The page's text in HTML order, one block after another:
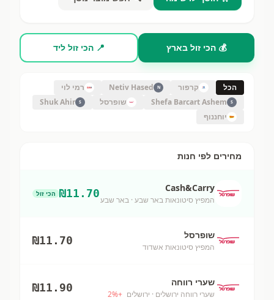
💰 הכי זול בארץ 📍 הכי זול ליד
הכל קרפור N
Netiv Hased רמי לוי
S
Shefa Barcart Ashem שופרסל S
Shuk Ahir
יוחננוף
מחירים לפי חנות
Cash&Carry
המפיץ סיטונאות באר שבע · באר שבע
₪11.70 הכי זול
שופרסל
המפיץ סיטונאות אשדוד
₪11.70
שערי רווחה
שערי רווחה ירושלים · ירושלים +
2%
₪11.90